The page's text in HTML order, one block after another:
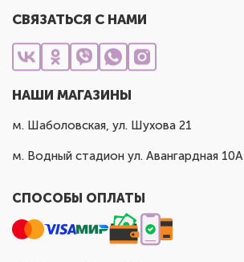
СВЯЗАТЬСЯ С НАМИ
НАШИ МАГАЗИНЫ
м. Шаболовская, ул. Шухова 21
м. Водный стадион ул. Авангардная 10А
СПОСОБЫ ОПЛАТЫ